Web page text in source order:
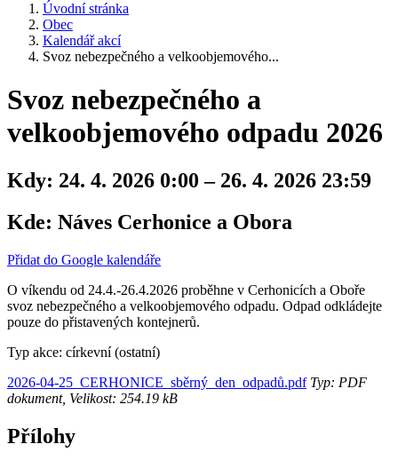
Úvodní stránka
Obec
Kalendář akcí
Svoz nebezpečného a velkoobjemového...
Svoz nebezpečného a
velkoobjemového odpadu 2026
Kdy: 24. 4. 2026 0:00 – 26. 4. 2026 23:59
Kde: Náves Cerhonice a Obora
Přidat do Google kalendáře
O víkendu od 24.4.-26.4.2026 proběhne v Cerhonicích a Oboře
svoz nebezpečného a velkoobjemového odpadu. Odpad odkládejte
pouze do přistavených kontejnerů.
Typ akce: církevní (ostatní)
2026-04-25_CERHONICE_sběrný_den_odpadů.pdfTyp: PDF
dokument, Velikost: 254.19 kB
Přílohy